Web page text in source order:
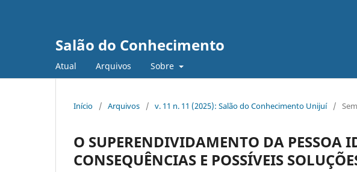
Salão do Conhecimento
Atual Arquivos Sobre
Início / Arquivos / v. 11 n. 11 (2025): Salão do Conhecimento Unijuí /
O SUPERENDIVIDAMENTO DA PESSOA
CONSEQUÊNCIAS E POSSÍVEIS